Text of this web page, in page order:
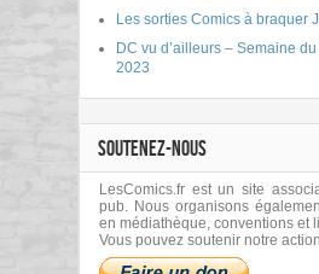
Les sorties Comics à braquer
DC vu d’ailleurs – Semaine
2023
SOUTENEZ-NOUS
LesComics.fr est un site
pub. Nous organisons
en médiathèque, conventions et
Vous pouvez soutenir notre